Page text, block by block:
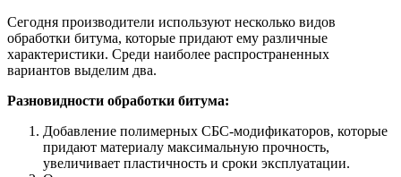
Сегодня производители используют несколько видов
обработки битума, которые придают ему различные
характеристики. Среди наиболее распространенных
вариантов выделим два.
Разновидности обработки битума:
Добавление полимерных СБС-модификаторов, которые
придают материалу максимальную прочность,
увеличивает пластичность и сроки эксплуатации.